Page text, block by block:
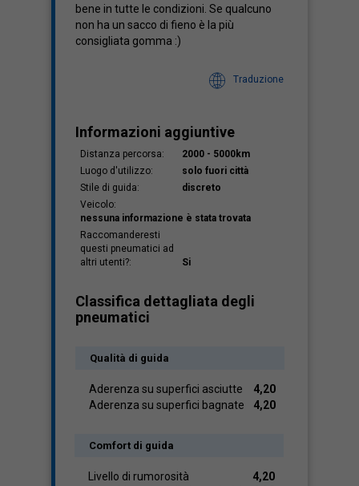
bene in tutte le condizioni. Se qualcuno
non ha un sacco di fieno è la più
consigliata gomma :)
Traduzione
Informazioni aggiuntive
Distanza percorsa:
2000 - 5000km
Luogo d'utilizzo:
solo fuori città
Stile di guida:
discreto
Veicolo:
nessuna informazione è stata trovata
Raccomanderesti
questi pneumatici ad
altri utenti?:
Si
Classifica dettagliata degli
pneumatici
Qualità di guida
Aderenza su superfici asciutte
4,20
Aderenza su superfici bagnate
4,20
Comfort di guida
Livello di rumorosità
4,20